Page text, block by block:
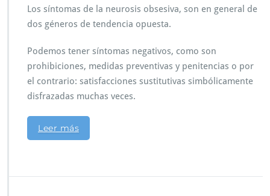
Los síntomas de la neurosis obsesiva, son en general de
dos géneros de tendencia opuesta.
Podemos tener síntomas negativos, como son
prohibiciones, medidas preventivas y penitencias o por
el contrario: satisfacciones sustitutivas simbólicamente
disfrazadas muchas veces.
Leer más